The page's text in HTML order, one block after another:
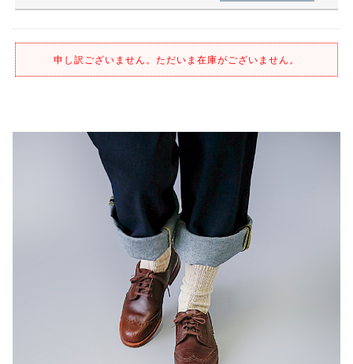
申し訳ございません。ただいま在庫がございません。